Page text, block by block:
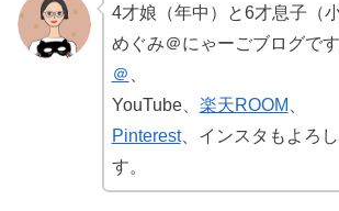
4才娘（年中）と6才息子（
めぐみ＠にゃーごブログです
＠
YouTube、 楽天ROOM
Pinterest、インスタもよろ
す。